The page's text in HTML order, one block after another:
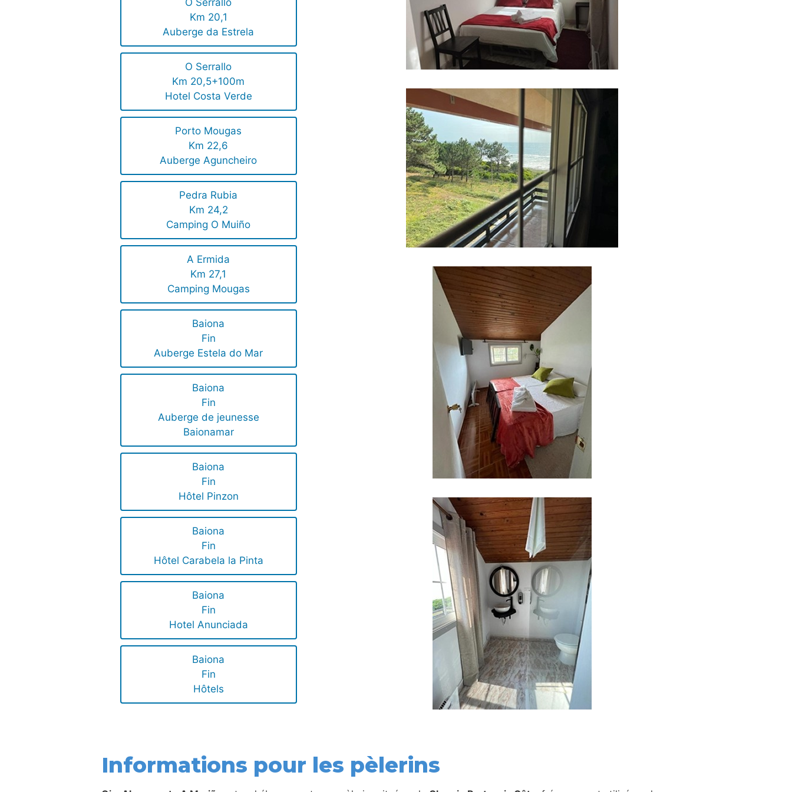
O Serrallo
Km 20,1
Auberge da Estrela
O Serrallo
Km 20,5+100m
Hotel Costa Verde
Porto Mougas
Km 22,6
Auberge Aguncheiro
Pedra Rubia
Km 24,2
Camping O Muiño
A Ermida
Km 27,1
Camping Mougas
Baiona
Fin
Auberge Estela do Mar
Baiona
Fin
Auberge de jeunesse
Baionamar
Baiona
Fin
Hôtel Pinzon
Baiona
Fin
Hôtel Carabela la Pinta
Baiona
Fin
Hotel Anunciada
Baiona
Fin
Hôtels
Informations pour les pèlerins